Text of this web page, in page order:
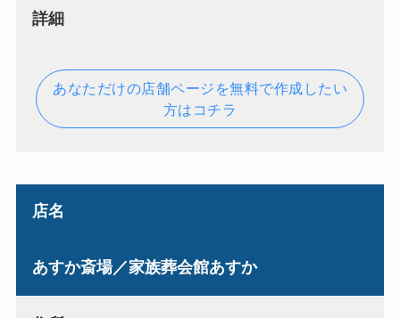
詳細
あなただけの店舗ページを無料で作成したい
方はコチラ
店名
あすか斎場／家族葬会館あすか